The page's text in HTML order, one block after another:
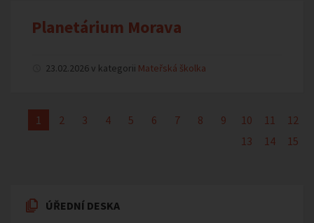
Planetárium Morava
23.02.2026 v kategorii Mateřská školka
1 2 3 4 5 6 7 8 9 10 11
12
13
14 15
ÚŘEDNÍ DESKA